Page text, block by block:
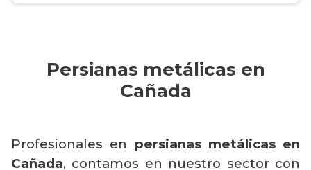
Persianas metálicas en
Cañada
Profesionales en persianas metálicas en
Cañada, contamos en nuestro sector con